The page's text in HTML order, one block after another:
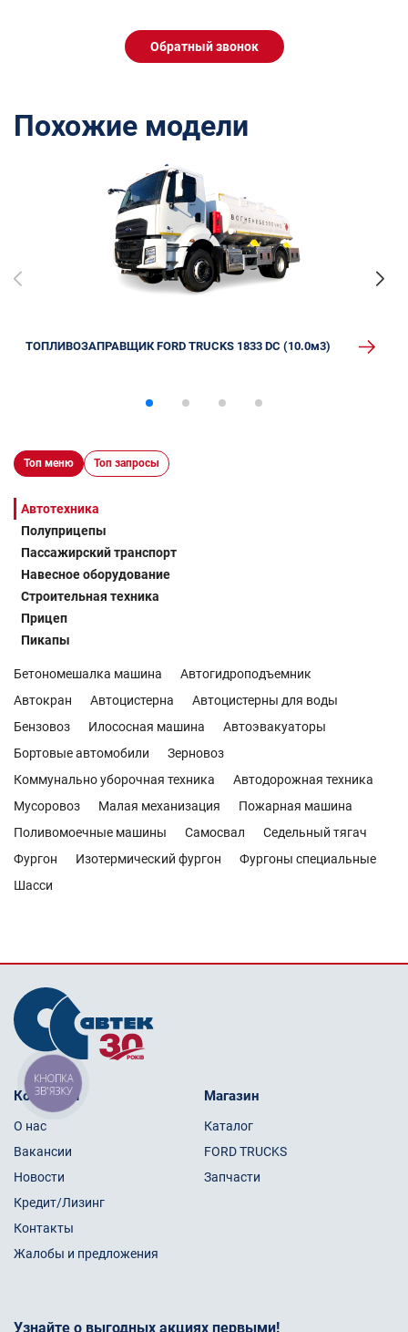
Обратный звонок
Похожие модели
ТОПЛИВОЗАПРАВЩИК FORD TRUCKS 1833 DC (10.0м3)
Топ меню Топ запросы
Автотехника
Полуприцепы
Пассажирский транспорт
Навесное оборудование
Строительная техника
Прицеп
Пикапы
Бетономешалка машина
Автогидроподъемник
Автокран
Автоцистерна
Автоцистерны для воды
Бензовоз
Илососная машина
Автоэвакуаторы
Бортовые автомобили
Зерновоз
Коммунально уборочная техника
Автодорожная техника
Мусоровоз
Малая механизация
Пожарная машина
Поливомоечные машины
Самосвал
Седельный тягач
Фургон
Изотермический фургон
Фургоны специальные
Шасси
Компания
О нас
Вакансии
Новости
Кредит/Лизинг
Контакты
Жалобы и предложения
Магазин
Каталог
FORD TRUCKS
Запчасти
Узнайте о выгодных акциях первыми!
КНОПКА
ЗВ'ЯЗКУ